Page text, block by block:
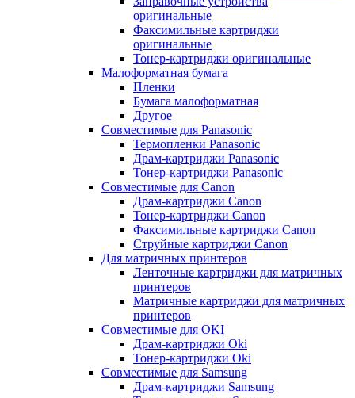
оригинальные
Факсимильные картриджи
оригинальные
Тонер-картриджи оригинальные
Малоформатная бумага
Пленки
Бумага малоформатная
Другое
Совместимые для Panasonic
Термопленки Panasonic
Драм-картриджи Panasonic
Тонер-картриджи Panasonic
Совместимые для Canon
Драм-картриджи Canon
Тонер-картриджи Canon
Факсимильные картриджи Canon
Струйные картриджи Canon
Для матричных принтеров
Ленточные картриджи для матричных
принтеров
Матричные картриджи для матричных
принтеров
Совместимые для OKI
Драм-картриджи Oki
Тонер-картриджи Oki
Совместимые для Samsung
Драм-картриджи Samsung